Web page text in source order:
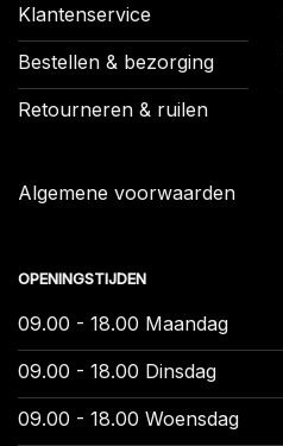
Klantenservice
Bestellen & bezorging
Retourneren & ruilen
Algemene voorwaarden
OPENINGSTIJDEN
09.00 - 18.00 Maandag
09.00 - 18.00 Dinsdag
09.00 - 18.00 Woensdag